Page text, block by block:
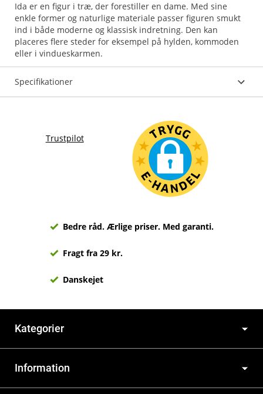
Ida er en figur i træ, der forestiller en dame. Med sine
enkle former og naturlige materiale passer figuren smukt
ind i både moderne og klassisk indretning. Den kan
placeres flere steder for eksempel på hylden, kommoden
eller i vindueskarmen.
Specifikationer
Trustpilot
Bedre råd. Ærlige priser. Med garanti.
Fragt fra 29 kr.
Danskejet
Kategorier
Information